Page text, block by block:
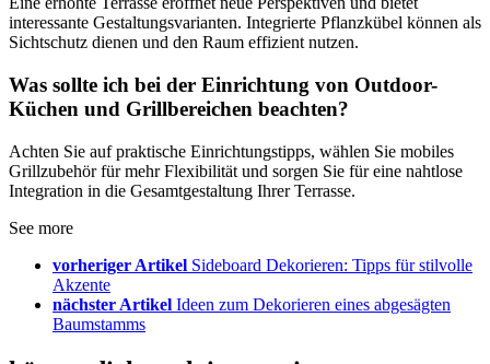
interessante Gestaltungsvarianten. Integrierte Pflanzkübel können als
Sichtschutz dienen und den Raum effizient nutzen.
Was sollte ich bei der Einrichtung von Outdoor-
Küchen und Grillbereichen beachten?
Achten Sie auf praktische Einrichtungstipps, wählen Sie mobiles
Grillzubehör für mehr Flexibilität und sorgen Sie für eine nahtlose
Integration in die Gesamtgestaltung Ihrer Terrasse.
See more
vorheriger Artikel Sideboard Dekorieren: Tipps für stilvolle
Akzente
nächster Artikel Ideen zum Dekorieren eines abgesägten
Baumstamms